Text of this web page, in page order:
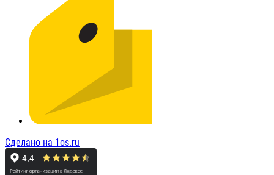
Сделано на 1os.ru